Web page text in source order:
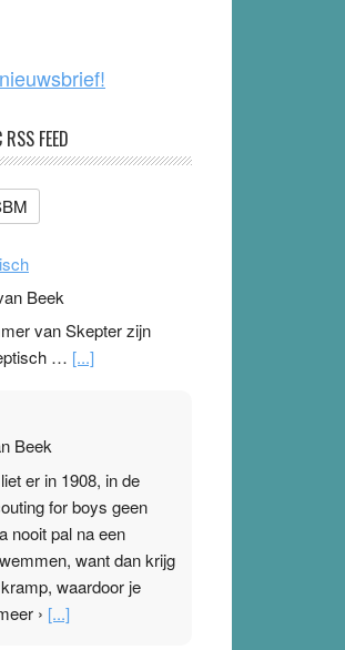
FEED
Beek
van Skepter zijn
… [...]
Beek
er in 1908, in de
for boys geen
nooit pal na een
want dan krijg
waardoor je
› [...]